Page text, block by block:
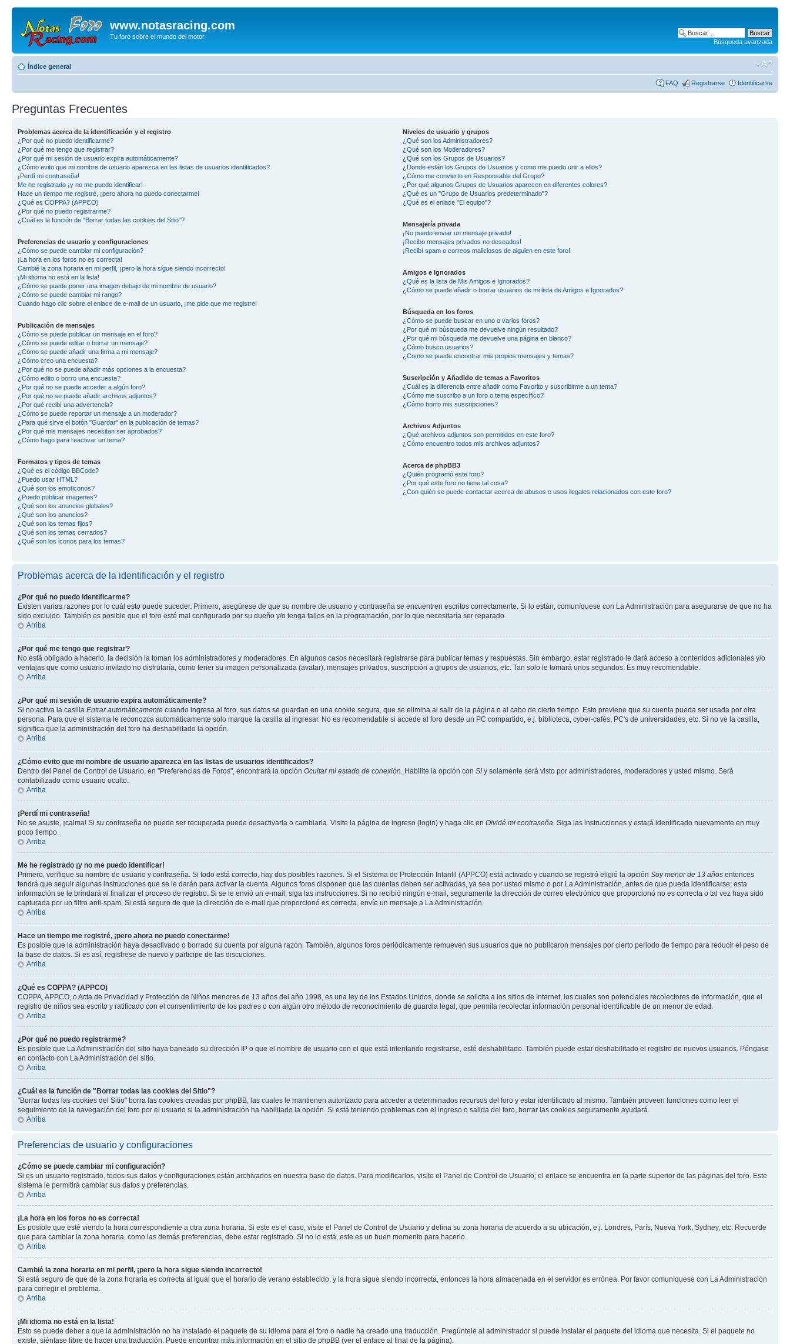
www.notasracing.com
Tu foro sobre el mundo del motor
Búsqueda avanzada
Índice general
FAQ Registrarse Identificarse
Preguntas Frecuentes
Problemas acerca de la identificación y el registro
¿Por qué no puedo identificarme?
¿Por qué me tengo que registrar?
¿Por qué mi sesión de usuario expira automáticamente?
¿Cómo evito que mi nombre de usuario aparezca en las listas de usuarios identificados?
¡Perdí mi contraseña!
Me he registrado ¡y no me puedo identificar!
Hace un tiempo me registré, ¡pero ahora no puedo conectarme!
¿Qué es COPPA? (APPCO)
¿Por qué no puedo registrarme?
¿Cuál es la función de "Borrar todas las cookies del Sitio"?
Preferencias de usuario y configuraciones
¿Cómo se puede cambiar mi configuración?
¡La hora en los foros no es correcta!
Cambié la zona horaria en mi perfil, ¡pero la hora sigue siendo incorrecto!
¡Mi idioma no está en la lista!
¿Cómo se puede poner una imagen debajo de mi nombre de usuario?
¿Cómo se puede cambiar mi rango?
Cuando hago clic sobre el enlace de e-mail de un usuario, ¡me pide que me registre!
Publicación de mensajes
¿Cómo se puede publicar un mensaje en el foro?
¿Cómo se puede editar o borrar un mensaje?
¿Cómo se puede añadir una firma a mi mensaje?
¿Cómo creo una encuesta?
¿Por qué no se puede añadir más opciones a la encuesta?
¿Cómo edito o borro una encuesta?
¿Por qué no se puede acceder a algún foro?
¿Por qué no se puede añadir archivos adjuntos?
¿Por qué recibí una advertencia?
¿Cómo se puede reportar un mensaje a un moderador?
¿Para qué sirve el botón "Guardar" en la publicación de temas?
¿Por qué mis mensajes necesitan ser aprobados?
¿Cómo hago para reactivar un tema?
Formatos y tipos de temas
¿Qué es el código BBCode?
¿Puedo usar HTML?
¿Qué son los emoticonos?
¿Puedo publicar imagenes?
¿Qué son los anuncios globales?
¿Qué son los anuncios?
¿Qué son los temas fijos?
¿Qué son los temas cerrados?
¿Qué son los iconos para los temas?
Niveles de usuario y grupos
¿Qué son los Administradores?
¿Qué son los Moderadores?
¿Qué son los Grupos de Usuarios?
¿Donde están los Grupos de Usuarios y como me puedo unir a ellos?
¿Cómo me convierto en Responsable del Grupo?
¿Por qué algunos Grupos de Usuarios aparecen en diferentes colores?
¿Qué es un "Grupo de Usuarios predeterminado"?
¿Qué es el enlace "El equipo"?
Mensajería privada
¡No puedo enviar un mensaje privado!
¡Recibo mensajes privados no deseados!
¡Recibí spam o correos maliciosos de alguien en este foro!
Amigos e Ignorados
¿Qué es la lista de Mis Amigos e Ignorados?
¿Cómo se puede añadir o borrar usuarios de mi lista de Amigos e Ignorados?
Búsqueda en los foros
¿Cómo se puede buscar en uno o varios foros?
¿Por qué mi búsqueda me devuelve ningún resultado?
¿Por qué mi búsqueda me devuelve una página en blanco?
¿Cómo busco usuarios?
¿Como se puede encontrar mis propios mensajes y temas?
Suscripción y Añadido de temas a Favoritos
¿Cuál es la diferencia entre añadir como Favorito y suscribirme a un tema?
¿Cómo me suscribo a un foro o tema específico?
¿Cómo borro mis suscripciones?
Archivos Adjuntos
¿Qué archivos adjuntos son permitidos en este foro?
¿Cómo encuentro todos mis archivos adjuntos?
Acerca de phpBB3
¿Quién programó este foro?
¿Por qué este foro no tiene tal cosa?
¿Con quién se puede contactar acerca de abusos o usos ilegales relacionados con este foro?
Problemas acerca de la identificación y el registro
¿Por qué no puedo identificarme?
Existen varias razones por lo cuál esto puede suceder. Primero, asegúrese de que su nombre de usuario y contraseña se encuentren escritos correctamente. Si lo están, comuníquese con La Administración para asegurarse de que no ha
sido excluido. También es posible que el foro esté mal configurado por su dueño y/o tenga fallos en la programación, por lo que necesitaría ser reparado.
Arriba
¿Por qué me tengo que registrar?
No está obligado a hacerlo, la decisión la toman los administradores y moderadores. En algunos casos necesitará registrarse para publicar temas y respuestas. Sin embargo, estar registrado le dará acceso a contenidos adicionales y/o
ventajas que como usuario invitado no disfrutaría, como tener su imagen personalizada (avatar), mensajes privados, suscripción a grupos de usuarios, etc. Tan solo le tomará unos segundos. Es muy recomendable.
Arriba
¿Por qué mi sesión de usuario expira automáticamente?
Si no activa la casilla Entrar automáticamente cuando ingresa al foro, sus datos se guardan en una cookie segura, que se elimina al salir de la página o al cabo de cierto tiempo. Esto previene que su cuenta pueda ser usada por otra
persona. Para que el sistema le reconozca automáticamente solo marque la casilla al ingresar. No es recomendable si accede al foro desde un PC compartido, e.j. biblioteca, cyber-cafés, PC's de universidades, etc. Si no ve la casilla,
significa que la administración del foro ha deshabilitado la opción.
Arriba
¿Cómo evito que mi nombre de usuario aparezca en las listas de usuarios identificados?
Dentro del Panel de Control de Usuario, en "Preferencias de Foros", encontrará la opción Ocultar mi estado de conexión . Habilite la opción con SI y solamente será visto por administradores, moderadores y usted mismo. Será
contabilizado como usuario oculto.
Arriba
¡Perdí mi contraseña!
No se asuste, ¡calma! Si su contraseña no puede ser recuperada puede desactivarla o cambiarla. Visite la página de ingreso (login) y haga clic en Olvidé mi contraseña . Siga las instrucciones y estará identificado nuevamente en muy
poco tiempo.
Arriba
Me he registrado ¡y no me puedo identificar!
Primero, verifique su nombre de usuario y contraseña. Si todo está correcto, hay dos posibles razones. Si el Sistema de Protección Infantil (APPCO) está activado y cuando se registró eligió la opción Soy menor de 13 años entonces
tendrá que seguir algunas instrucciones que se le darán para activar la cuenta. Algunos foros disponen que las cuentas deben ser activadas, ya sea por usted mismo o por La Administración, antes de que pueda identificarse; esta
información se le brindará al finalizar el proceso de registro. Si se le envió un e-mail, siga las instrucciones. Si no recibió ningún e-mail, seguramente la dirección de correo electrónico que proporcionó no es correcta o tal vez haya sido
capturada por un filtro anti-spam. Si está seguro de que la dirección de e-mail que proporcionó es correcta, envíe un mensaje a La Administración.
Arriba
Hace un tiempo me registré, ¡pero ahora no puedo conectarme!
Es posible que la administración haya desactivado o borrado su cuenta por alguna razón. También, algunos foros periódicamente remueven sus usuarios que no publicaron mensajes por cierto periodo de tiempo para reducir el peso de
la base de datos. Si es así, registrese de nuevo y participe de las discuciones.
Arriba
¿Qué es COPPA? (APPCO)
COPPA, APPCO, o Acta de Privacidad y Protección de Niños menores de 13 años del año 1998, es una ley de los Estados Unidos, donde se solicita a los sitios de Internet, los cuales son potenciales recolectores de información, que el
registro de niños sea escrito y ratificado con el consentimiento de los padres o con algún otro método de reconocimiento de guardia legal, que permita recolectar información personal identificable de un menor de edad.
Arriba
¿Por qué no puedo registrarme?
Es posible que La Administración del sitio haya baneado su dirección IP o que el nombre de usuario con el que está intentando registrarse, esté deshabilitado. También puede estar deshabilitado el registro de nuevos usuarios. Póngase
en contacto con La Administración del sitio.
Arriba
¿Cuál es la función de "Borrar todas las cookies del Sitio"?
"Borrar todas las cookies del Sitio" borra las cookies creadas por phpBB, las cuales le mantienen autorizado para acceder a determinados recursos del foro y estar identificado al mismo. También proveen funciones como leer el
seguimiento de la navegación del foro por el usuario si la administración ha habilitado la opción. Si está teniendo problemas con el ingreso o salida del foro, borrar las cookies seguramente ayudará.
Arriba
Preferencias de usuario y configuraciones
¿Cómo se puede cambiar mi configuración?
Si es un usuario registrado, todos sus datos y configuraciones están archivados en nuestra base de datos. Para modificarlos, visite el Panel de Control de Usuario; el enlace se encuentra en la parte superior de las páginas del foro. Este
sistema le permitirá cambiar sus datos y preferencias.
Arriba
¡La hora en los foros no es correcta!
Es posible que esté viendo la hora correspondiente a otra zona horaria. Si este es el caso, visite el Panel de Control de Usuario y defina su zona horaria de acuerdo a su ubicación, e.j. Londres, París, Nueva York, Sydney, etc. Recuerde
que para cambiar la zona horaria, como las demás preferencias, debe estar registrado. Si no lo está, este es un buen momento para hacerlo.
Arriba
Cambié la zona horaria en mi perfil, ¡pero la hora sigue siendo incorrecto!
Si está seguro de que de la zona horaria es correcta al igual que el horario de verano establecido, y la hora sigue siendo incorrecta, entonces la hora almacenada en el servidor es errónea. Por favor comuníquese con La Administración
para corregir el problema.
Arriba
¡Mi idioma no está en la lista!
Esto se puede deber a que la administración no ha instalado el paquete de su idioma para el foro o nadie ha creado una traducción. Pregúntele al administrador si puede instalar el paquete del idioma que necesita. Si el paquete no
existe, siéntase libre de hacer una traducción. Puede encontrar más información en el sitio de phpBB (ver el enlace al final de la página).